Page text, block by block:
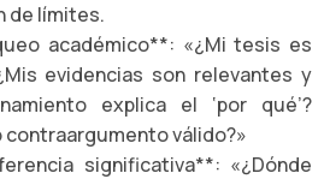
de límites.
académico**: «¿Mi tesis es
evidencias son relevantes y
explica el ‘por qué’?
contraargumento válido?»
significativa**: «¿Dónde